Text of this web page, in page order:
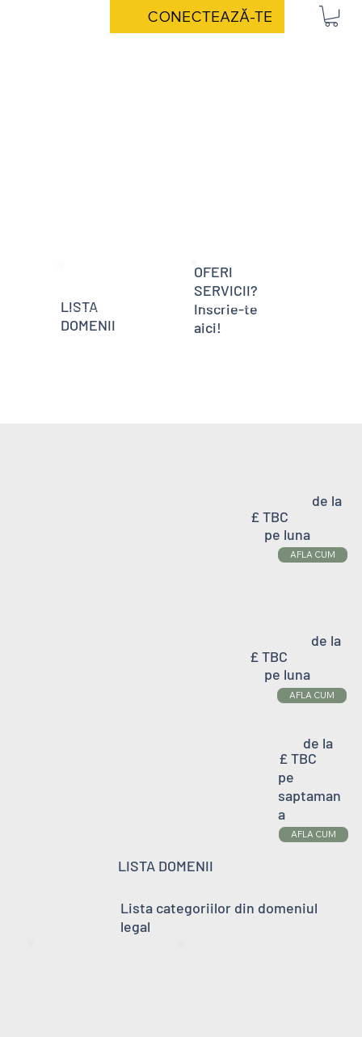
CONECTEAZĂ-TE
LISTA
DOMENII
OFERI
SERVICII?
Inscrie-te
aici!
de la
£ TBC
pe luna
AFLA CUM
de la
£ TBC
pe luna
AFLA CUM
de la
£ TBC
pe
saptaman
a
AFLA CUM
LISTA DOMENII
Lista categoriilor din domeniul
legal